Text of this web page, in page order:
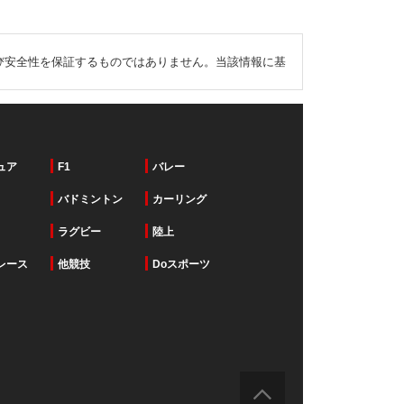
全性を保証するものではありません。当該情報に基
ア F1 バレー
バドミントン カーリング
ラグビー 陸上
ース 他競技 Doスポーツ